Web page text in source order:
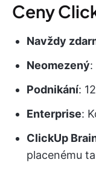
Ceny
Navždy
Neomezený:
Podnikání:
Enterprise:
ClickUp
placenému